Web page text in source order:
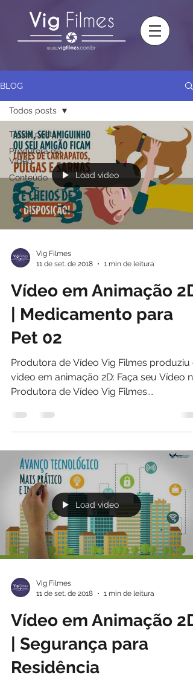
BLOG
Todos posts
Produtora de
Vídeo
Conteúdo
Todos posts
Load video
Vig Filmes
11 de set. de 2018
1 min de leitura
Vídeo em Animação 2D
| Medicamento para
Pet 02
Produtora de Vídeo Vig Filmes produziu o
vídeo em animação 2D: Faça seu Vídeo na
Produtora de Vídeo Vig Filmes.
Load video
Vig Filmes
11 de set. de 2018
1 min de leitura
Vídeo em Animação 2D
| Segurança para
Residência